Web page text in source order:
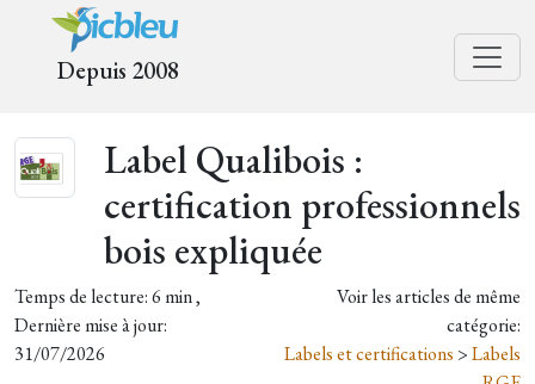
Depuis 2008
Label Qualibois :
certification professionnels
bois expliquée
Temps de lecture: 6 min ,
Dernière mise à jour:
31/07/2026
Voir les articles de même
catégorie:
Labels et certifications >Labels